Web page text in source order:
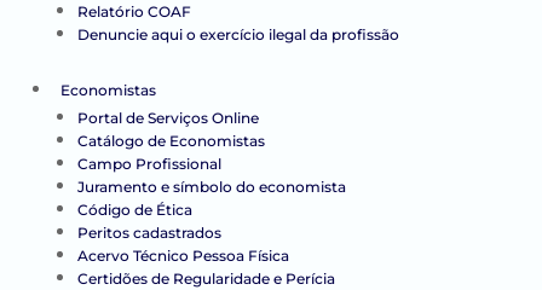
Relatório COAF
Denuncie aqui o exercício ilegal da profissão
Economistas
Portal de Serviços Online
Catálogo de Economistas
Campo Profissional
Juramento e símbolo do economista
Código de Ética
Peritos cadastrados
Acervo Técnico Pessoa Física
Certidões de Regularidade e Perícia